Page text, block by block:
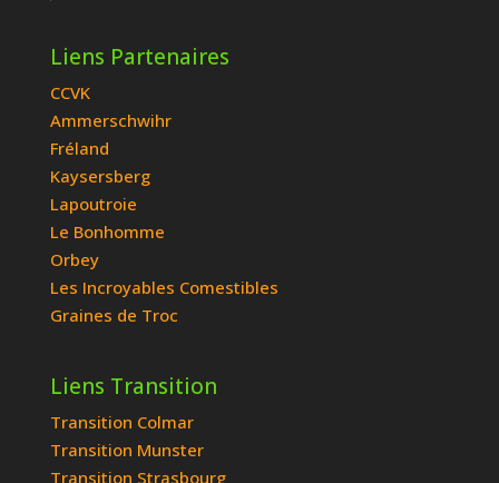
Liens Partenaires
CCVK
Ammerschwihr
Fréland
Kaysersberg
Lapoutroie
Le Bonhomme
Orbey
Les Incroyables Comestibles
Graines de Troc
Liens Transition
Transition Colmar
Transition Munster
Transition Strasbourg